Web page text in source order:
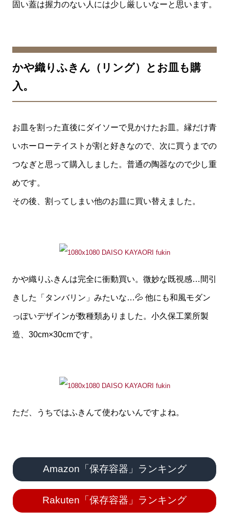
固い蓋は握力のない人には少し厳しいなーと思います。
かや織りふきん（リング）とお皿も購
入。
お皿を割った直後にダイソーで見かけたお皿。縁だけ青
いホーローテイストが割と好きなので、次に買うまでの
つなぎと思って購入しました。普通の陶器なので少し重
めです。
その後、割ってしまい他のお皿に買い替えました。
かや織りふきんは完全に衝動買い。微妙な既視感…間引
きした「タンバリン」みたいな…💦 他にも和風モダン
っぽいデザインが数種類ありました。小久保工業所製
造、30cm×30cmです。
ただ、うちではふきんて使わないんですよね。
Amazon「保存容器」ランキング
Rakuten「保存容器」ランキング